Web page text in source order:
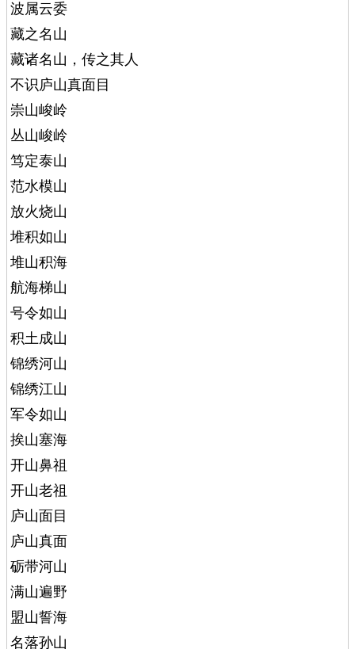
波属云委
藏之名山
藏诸名山，传之其人
不识庐山真面目
崇山峻岭
丛山峻岭
笃定泰山
范水模山
放火烧山
堆积如山
堆山积海
航海梯山
号令如山
积土成山
锦绣河山
锦绣江山
军令如山
挨山塞海
开山鼻祖
开山老祖
庐山面目
庐山真面
砺带河山
满山遍野
盟山誓海
名落孙山